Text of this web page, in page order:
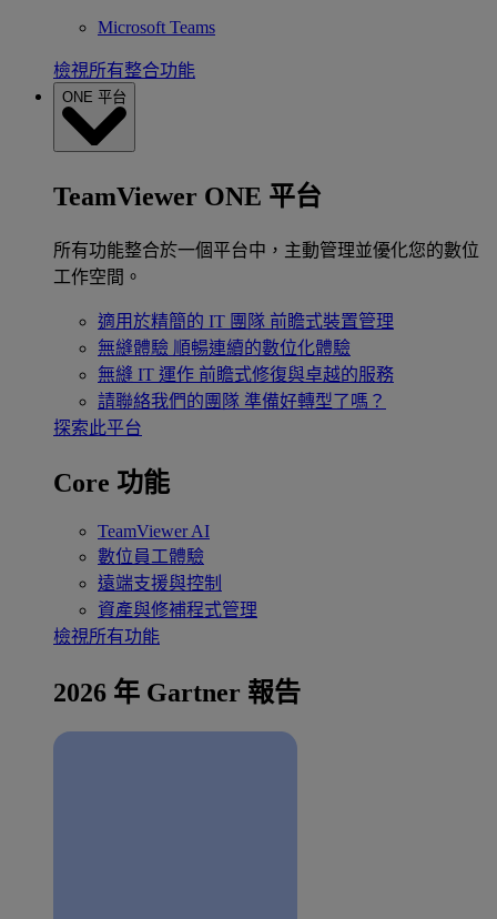
Microsoft Teams
檢視所有整合功能
ONE 平台
TeamViewer ONE 平台
所有功能整合於一個平台中，主動管理並優化您的數位
工作空間。
適用於精簡的 IT 團隊 前瞻式裝置管理
無縫體驗 順暢連續的數位化體驗
無縫 IT 運作 前瞻式修復與卓越的服務
請聯絡我們的團隊 準備好轉型了嗎？
探索此平台
Core 功能
TeamViewer AI
數位員工體驗
遠端支援與控制
資產與修補程式管理
檢視所有功能
2026 年 Gartner 報告